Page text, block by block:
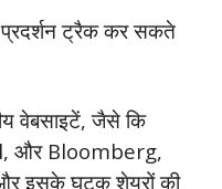
ट्रैक कर सकते
वेबसाइटें, जैसे कि
और Bloomberg,
इसके घटक शेयरों की